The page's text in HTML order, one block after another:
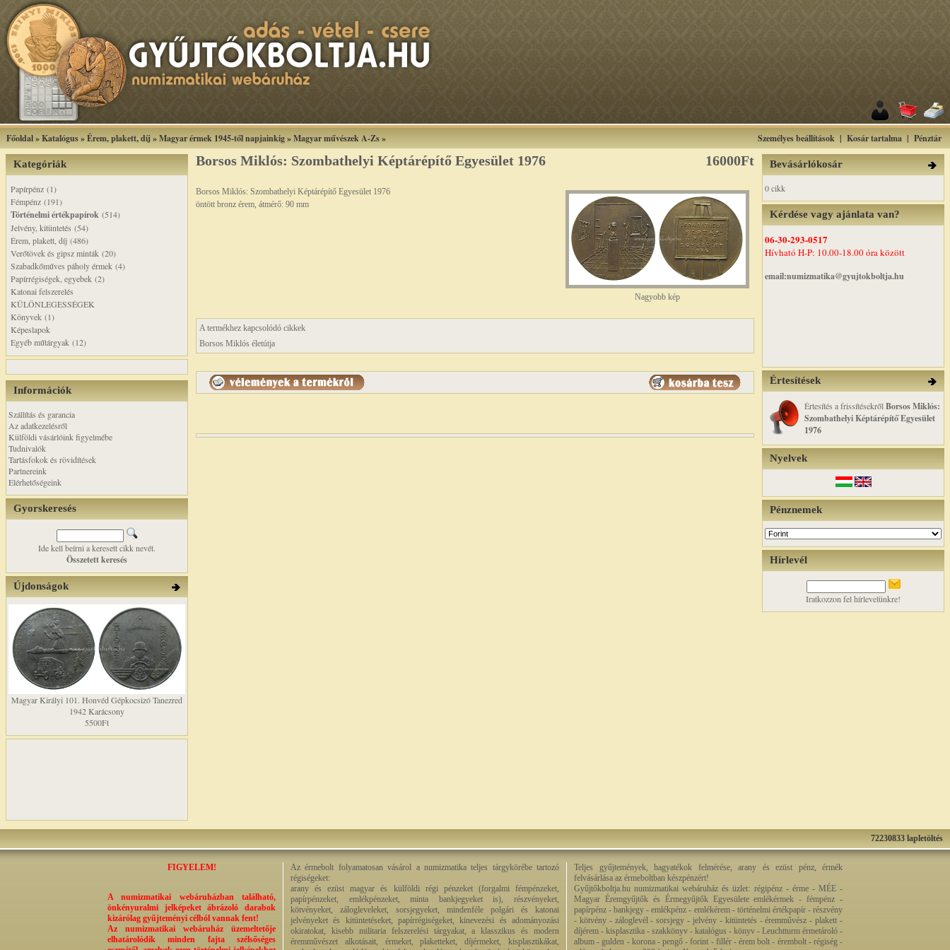
Főoldal»Katalógus»Érem, plakett, díj »Magyar érmek 1945-től napjainkig»Magyar művészek A-Zs» Személyes beállítások | Kosár tartalma | Pénztár
Kategóriák
Papírpénz (1)
Fémpénz (191)
Történelmi értékpapírok (514)
Jelvény, kitüntetés (54)
Érem, plakett, díj (486)
Verőtövek és gipsz minták (20)
Szabadkőműves páholy érmek (4)
Papírrégiségek, egyebek (2)
Katonai felszerelés
KÜLÖNLEGESSÉGEK
Könyvek (1)
Képeslapok
Egyéb műtárgyak (12)
Információk
Szállítás és garancia
Az adatkezelésről
Külföldi vásárlóink figyelmébe
Tudnivalók
Tartásfokok és rövidítések
Partnereink
Elérhetőségeink
Gyorskeresés
Ide kell beírni a keresett cikk nevét.
Összetett keresés
Újdonságok
Magyar Királyi 101. Honvéd Gépkocsizó Tanezred
1942 Karácsony
5500Ft
Borsos Miklós: Szombathelyi Képtárépítő Egyesület 1976 16000Ft
Nagyobb kép
Borsos Miklós: Szombathelyi Képtárépítő Egyesület 1976
öntött bronz érem, átmérő: 90 mm
A termékhez kapcsolódó cikkek
Borsos Miklós életútja
Bevásárlókosár
0 cikk
Kérdése vagy ajánlata van?
06-30-293-0517
Hívható H-P: 10.00-18.00 óra között
email:numizmatika@gyujtokboltja.hu
Értesítések
Értesítés a frissítésekről Borsos Miklós:
Szombathelyi Képtárépítő Egyesület
1976
Nyelvek
Pénznemek
Hírlevél
Iratkozzon fel hírlevelünkre!
72230833 lapletöltés
FIGYELEM!
A numizmatikai webáruházban található,
önkényuralmi jelképeket ábrázoló darabok
kizárólag gyűjteményi célból vannak fent!
Az numizmatikai webáruház üzemeltetője
elhatárolódik minden fajta szélsőséges
Az érmebolt folyamatosan vásárol a numizmatika teljes tárgykörébe tartozó
régiségeket:
arany és ezüst magyar és külföldi régi pénzeket (forgalmi fémpénzeket,
papírpénzeket, emlékpénzeket, minta bankjegyeket is), részvényeket,
kötvényeket, zálogleveleket, sorsjegyeket, mindenféle polgári és katonai
jelvényeket és kitüntetéseket, papírrégiségeket, kinevezési és adományozási
okiratokat, kisebb militaria felszerelési tárgyakat, a klasszikus és modern
éremművészet alkotásait, érmeket, plaketteket, díjérmeket, kisplasztikákat,
Teljes gyűjtemények, hagyatékok felmérése, arany és ezüst pénz, érmék
felvásárlása az érmeboltban készpénzért!
Gyűjtőkboltja.hu numizmatikai webáruház és üzlet: régipénz - érme - MÉE -
Magyar Éremgyűjtők és Érmegyűjtők Egyesülete emlékérmek - fémpénz -
papírpénz - bankjegy - emlékpénz - emlékérem - történelmi értékpapír - részvény
- kötvény - záloglevél - sorsjegy - jelvény - kitüntetés - éremművész - plakett -
díjérem - kisplasztika - szakkönyv - katalógus - könyv - Leuchtturm érmetároló -
album - gulden - korona - pengő - forint - fillér - érem bolt - érembolt - régiség -